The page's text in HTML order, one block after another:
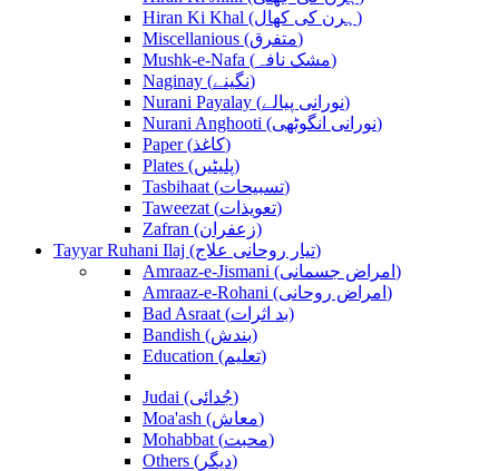
Hiran Ki Khal (ہرن کی کھال)
Miscellanious (متفرق)
Mushk-e-Nafa (مشک نافہ)
Naginay (نگینے)
Nurani Payalay (نورانی پیالے)
Nurani Anghooti (نورانی انگوٹھی)
Paper (کاغذ)
Plates (پلیٹیں)
Tasbihaat (تسبیحات)
Taweezat (تعویذات)
Zafran (زعفران)
Tayyar Ruhani Ilaj (تیار روحانی علاج)
Amraaz-e-Jismani (امراض جسمانی)
Amraaz-e-Rohani (امراض روحانی)
Bad Asraat (بد اثرات)
Bandish (بندش)
Education (تعلیم)
Judai (جُدائی)
Moa'ash (معاش)
Mohabbat (محبت)
Others (دیگر)